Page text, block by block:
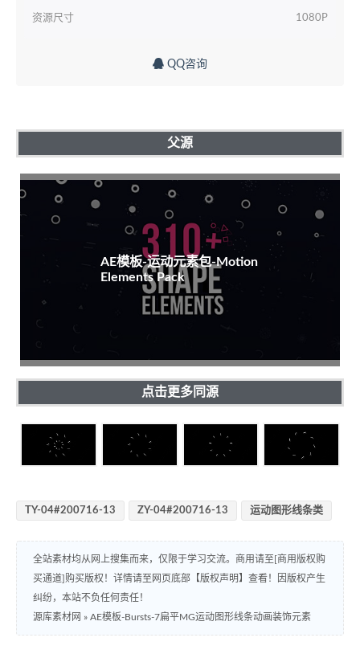
资源尺寸 1080P
QQ咨询
父源
AE模板-运动元素包-Motion
Elements Pack
点击更多同源
TY-04#200716-13 ZY-04#200716-13 运动图形线条类
全站素材均从网上搜集而来，仅限于学习交流。商用请至[商用版权购
买通道]购买版权！详情请至网页底部【版权声明】查看！因版权产生
纠纷，本站不负任何责任！
源库素材网 » AE模板-Bursts-7扁平MG运动图形线条动画装饰元素